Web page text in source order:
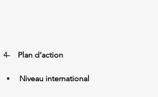
4- Plan d’action
Niveau international